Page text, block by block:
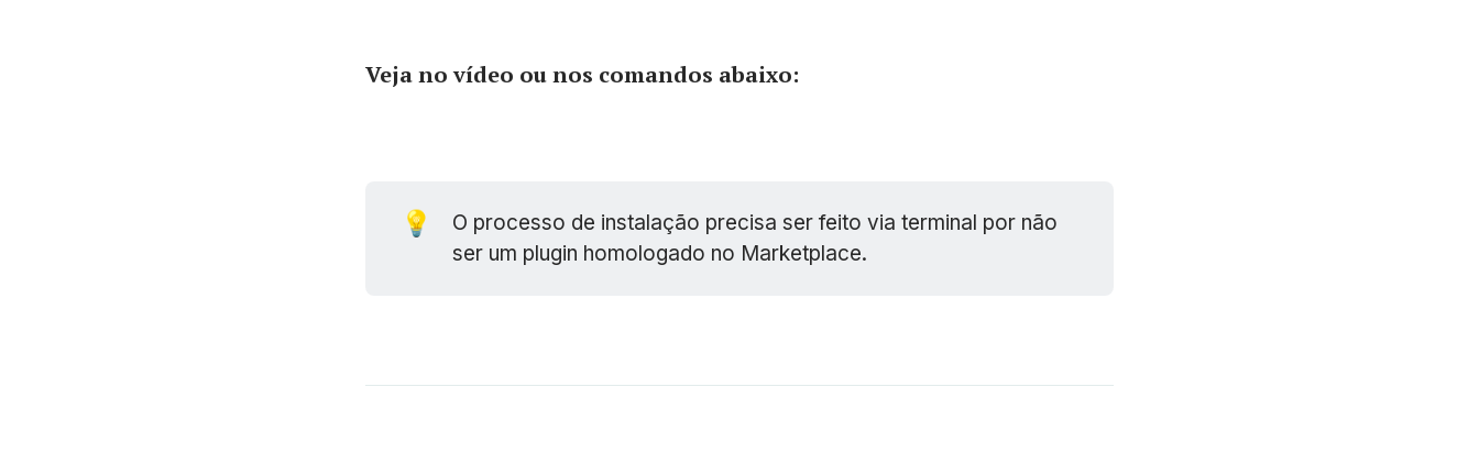
Veja no vídeo ou nos comandos abaixo:
💡
O processo de instalação precisa ser feito via terminal por não
ser um plugin homologado no Marketplace.